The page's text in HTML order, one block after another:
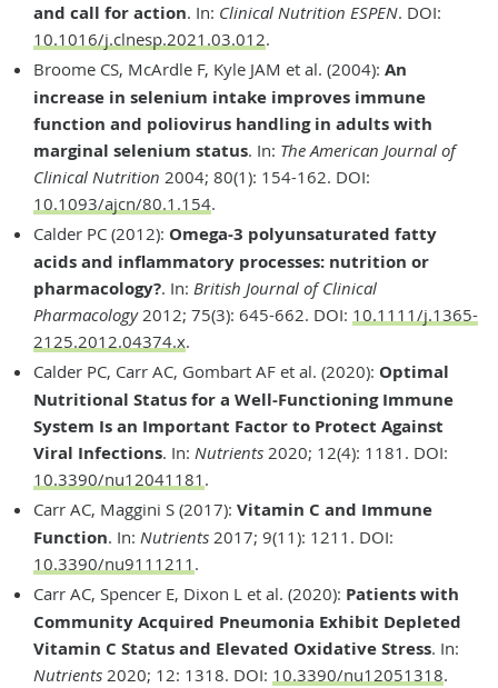
and call for action. In: Clinical Nutrition ESPEN. DOI:
10.1016/j.clnesp.2021.03.012.
Broome CS, McArdle F, Kyle JAM et al. (2004): An
increase in selenium intake improves immune
function and poliovirus handling in adults with
marginal selenium status. In: The American Journal of
Clinical Nutrition 2004; 80(1): 154-162. DOI:
10.1093/ajcn/80.1.154.
Calder PC (2012): Omega-3 polyunsaturated fatty
acids and inflammatory processes: nutrition or
pharmacology?. In: British Journal of Clinical
Pharmacology2012; 75(3): 645-662. DOI: 10.1111/j.1365-
2125.2012.04374.x.
Calder PC, Carr AC, Gombart AF et al. (2020): Optimal
Nutritional Status for a Well-Functioning Immune
System Is an Important Factor to Protect Against
Viral Infections. In: Nutrients 2020; 12(4): 1181. DOI:
10.3390/nu12041181 .
Carr AC, Maggini S (2017): Vitamin C and Immune
Function. In: Nutrients 2017; 9(11): 1211. DOI:
10.3390/nu9111211 .
Carr AC, Spencer E, Dixon L et al. (2020): Patients with
Community Acquired Pneumonia Exhibit Depleted
Vitamin C Status and Elevated Oxidative Stress. In:
Nutrients 2020; 12: 1318. DOI: 10.3390/nu12051318.